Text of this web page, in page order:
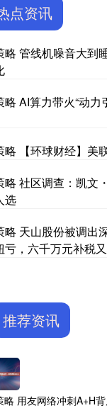
点资讯
略 管线机噪音大到
略 AI算力带火“动力
略 【环球财经】美
略 社区调查：凯文
选
略 天山股份被调出
亏，六千万元补税又
推荐资讯
略 用友网络冲刺A+H